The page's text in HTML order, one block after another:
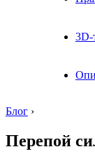
3D-
Блог ›
Перепой